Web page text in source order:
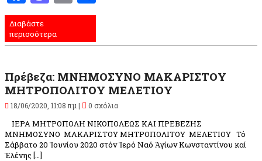
Διαβάστε
περισσότερα
Πρέβεζα: ΜΝΗΜΟΣΥΝΟ ΜΑΚΑΡΙΣΤΟΥ
ΜΗΤΡΟΠΟΛΙΤΟΥ ΜΕΛΕΤΙΟΥ
18/06/2020, 11:08 πμ | 0 σχόλια
ΙΕΡΑ ΜΗΤΡΟΠΟΛΗ ΝΙΚΟΠΟΛΕΩΣ ΚΑΙ ΠΡΕΒΕΖΗΣ
ΜΝΗΜΟΣΥΝΟ ΜΑΚΑΡΙΣΤΟΥ ΜΗΤΡΟΠΟΛΙΤΟΥ ΜΕΛΕΤΙΟΥ Τό
Σάββατο 20 Ἰουνίου 2020 στόν Ἱερό Ναό Ἁγίων Κωνσταντίνου καί
Ἑλένης […]